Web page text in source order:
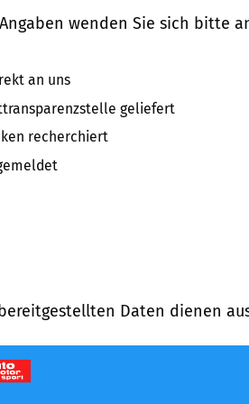
wenden Sie sich bitte
an uns
geliefert
recherchiert
Daten dienen